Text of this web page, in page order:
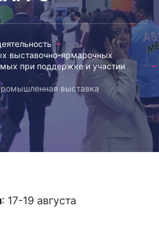
выставочно-ярмарочных
при поддержке и участии
выставка
: 17-19 августа